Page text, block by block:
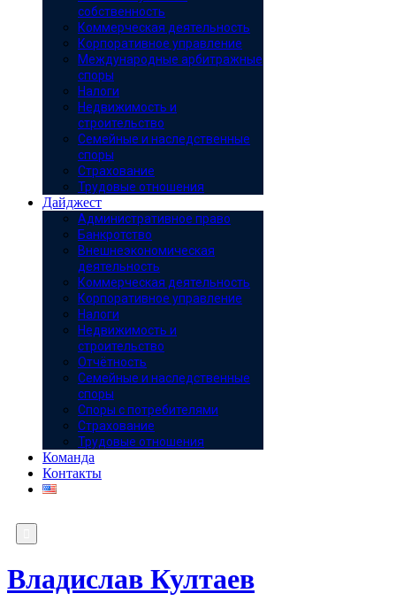
собственность
Коммерческая деятельность
Корпоративное управление
Международные арбитражные
споры
Налоги
Недвижимость и
строительство
Семейные и наследственные
споры
Страхование
Трудовые отношения
Дайджест
Административное право
Банкротство
Внешнеэкономическая
деятельность
Коммерческая деятельность
Корпоративное управление
Налоги
Недвижимость и
строительство
Отчётность
Семейные и наследственные
споры
Споры с потребителями
Страхование
Трудовые отношения
Команда
Контакты
Владислав Култаев